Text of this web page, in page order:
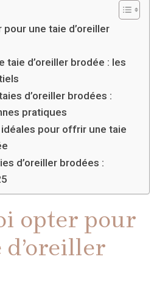
une taie d’oreiller
taie d’oreiller brodée : les
d’oreiller brodées :
pratiques
pour offrir une taie
d’oreiller brodées :
opter pour